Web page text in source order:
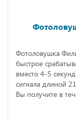
Фотоловушка
быстрое
вместо 4-5
сигнала длиной
Вы получите в
корпус позволит
смены